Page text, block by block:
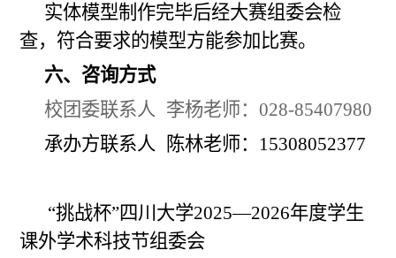
实体模型制作完毕后经大赛组委会检
查，符合要求的模型方能参加比赛。
六、咨询方式
校团委联系人
李杨老师：028-85407980
承办方联系人
陈林老师： 15308052377
“挑战杯”四川大学2025—2026年度学生
课外学术科技节组委会